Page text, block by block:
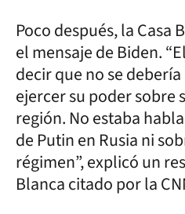
Poco después, la Casa
el mensaje de Biden.
decir que no se
ejercer su poder sobre
región. No estaba
de Putin en Rusia ni
régimen”, explicó un
Blanca citado por la